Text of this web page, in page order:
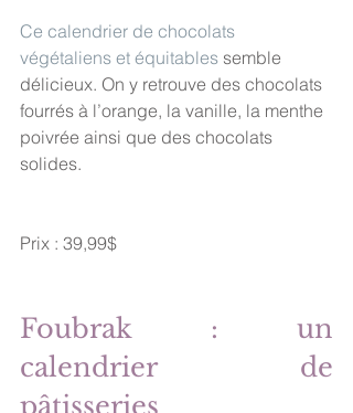
Ce calendrier de chocolats
végétaliens et équitables semble
délicieux. On y retrouve des chocolats
fourrés à l’orange, la vanille, la menthe
poivrée ainsi que des chocolats
solides.
Prix : 39,99$
Foubrak : un
calendrier de
pâtisseries